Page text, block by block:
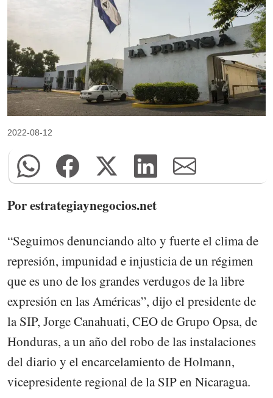
2022-08-12
Por estrategiaynegocios.net
“Seguimos denunciando alto y fuerte el clima de
represión, impunidad e injusticia de un régimen
que es uno de los grandes verdugos de la libre
expresión en las Américas”, dijo el presidente de
la SIP, Jorge Canahuati, CEO de Grupo Opsa, de
Honduras, a un año del robo de las instalaciones
del diario y el encarcelamiento de Holmann,
vicepresidente regional de la SIP en Nicaragua.